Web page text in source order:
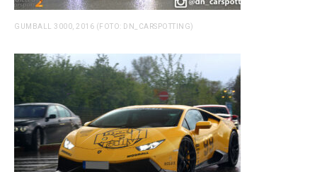
GUMBALL 3000, 2016 (FOTO: DN_CARSPOTTING)